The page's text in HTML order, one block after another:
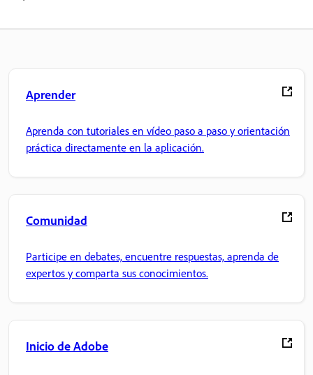
Aprender
Aprenda con tutoriales en vídeo paso a paso y orientación
práctica directamente en la aplicación.
Comunidad
Participe en debates, encuentre respuestas, aprenda de
expertos y comparta sus conocimientos.
Inicio de Adobe